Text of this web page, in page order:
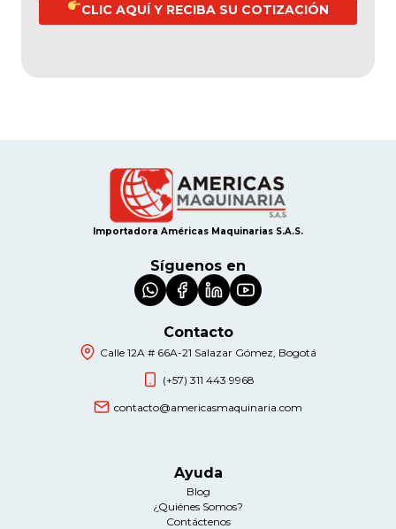
CLIC AQUÍ Y RECIBA SU COTIZACIÓN
Importadora Américas Maquinarias S.A.S.
Síguenos en
Contacto
Calle 12A # 66A-21 Salazar Gómez, Bogotá
(+57) 311 443 9968
contacto@americasmaquinaria.com
Ayuda
Blog
¿Quiénes Somos?
Contáctenos